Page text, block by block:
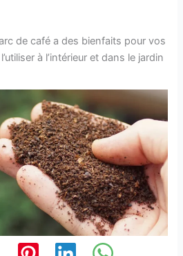
de café a des bienfaits pour vos
à l’intérieur et dans le jardin